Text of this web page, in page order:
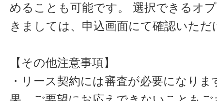
めることも可能です。 選択できるオ
きましては、申込画面にて確認いただ
【その他注意事項】
・リース契約には審査が必要になりま